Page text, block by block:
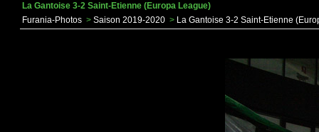
La Gantoise 3-2 Saint-Etienne (Europa League)
Furania-Photos > Saison 2019-2020 > La Gantoise 3-2 Saint-Etienne